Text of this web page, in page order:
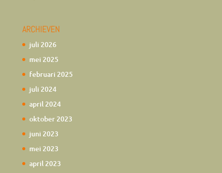
ARCHIEVEN
juli 2026
mei 2025
februari 2025
juli 2024
april 2024
oktober 2023
juni 2023
mei 2023
april 2023